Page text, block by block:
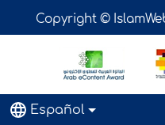
Copyright ©
Español